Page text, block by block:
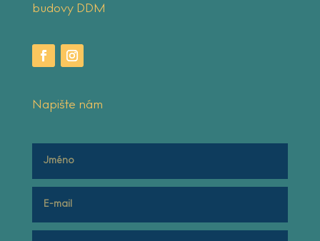
budovy DDM
Napište nám